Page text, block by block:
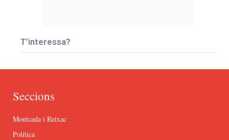
T’interessa?
Seccions
Montcada i Reixac
Política